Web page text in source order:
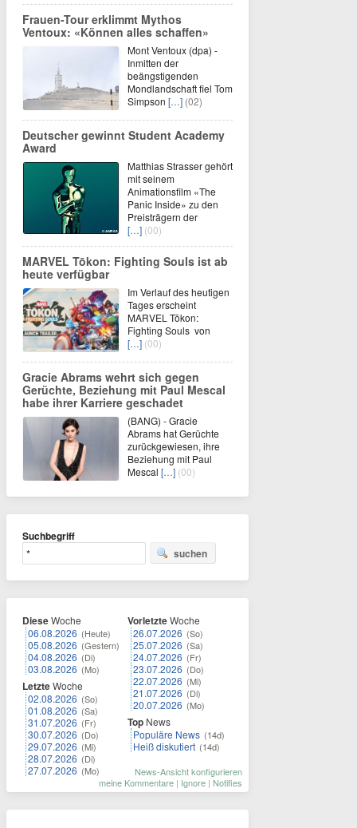
Frauen-Tour erklimmt Mythos
Ventoux: «Können alles schaffen»
Mont Ventoux (dpa) -
Inmitten der
beängstigenden
Mondlandschaft fiel Tom
Simpson […] (02)
Deutscher gewinnt Student Academy
Award
Matthias Strasser gehört
mit seinem
Animationsfilm «The
Panic Inside» zu den
Preisträgern der
[…] (00)
MARVEL Tōkon: Fighting Souls ist ab
heute verfügbar
Im Verlauf des heutigen
Tages erscheint
MARVEL Tōkon:
Fighting Souls von
[…] (00)
Gracie Abrams wehrt sich gegen
Gerüchte, Beziehung mit Paul Mescal
habe ihrer Karriere geschadet
(BANG) - Gracie
Abrams hat Gerüchte
zurückgewiesen, ihre
Beziehung mit Paul
Mescal […] (00)
Suchbegriff
suchen
DieseWoche
06.08.2026 (Heute)
05.08.2026 (Gestern)
04.08.2026 (Di)
03.08.2026 (Mo)
LetzteWoche
02.08.2026 (So)
01.08.2026 (Sa)
31.07.2026 (Fr)
30.07.2026 (Do)
29.07.2026 (Mi)
28.07.2026 (Di)
27.07.2026 (Mo)
VorletzteWoche
26.07.2026 (So)
25.07.2026 (Sa)
24.07.2026 (Fr)
23.07.2026 (Do)
22.07.2026 (Mi)
21.07.2026 (Di)
20.07.2026 (Mo)
Top News
Populäre News (14d)
Heiß diskutiert (14d)
News-Ansicht konfigurieren
meine Kommentare | Ignore | Notifies